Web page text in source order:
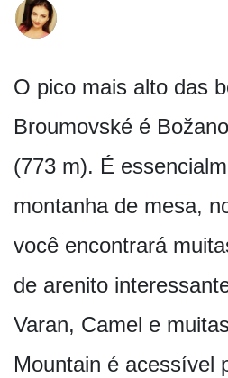
O pico mais alto das
Broumovské é
(773 m). É
montanha de mesa,
você encontrará
de arenito
Varan, Camel e
Mountain é acessível